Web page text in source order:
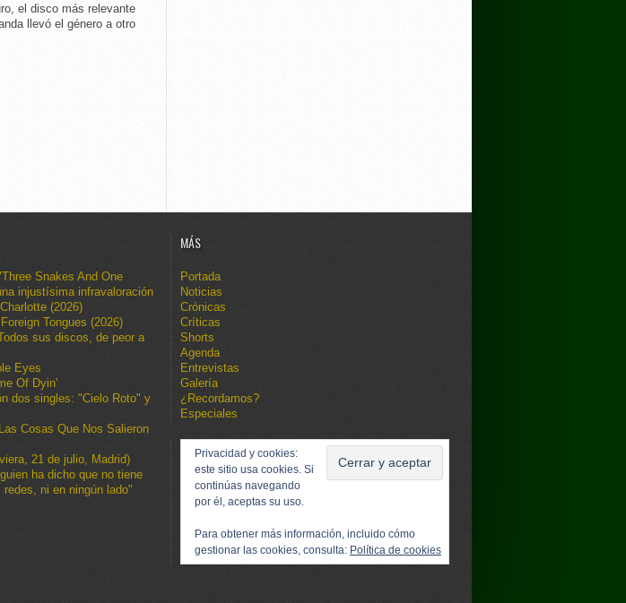
el disco más relevante
llevó el género a otro
Snakes And One
injustísima infravaloración
(2026)
Tongues (2026)
sus discos, de peor a
Eyes
Of Dyin'
dos singles: "Cielo Roto" y
Cosas Que Nos Salieron
21 de julio, Madrid)
ha dicho que no tiene
ni en ningún lado"
MÁS
Portada
Noticias
Crónicas
Críticas
Shorts
Agenda
Entrevistas
Galería
¿Recordamos?
Especiales
Privacidad y cookies:
este sitio usa cookies. Si
continúas navegando
por él, aceptas su uso.
Para obtener más información, incluido cómo
gestionar las cookies, consulta: Política de cookies